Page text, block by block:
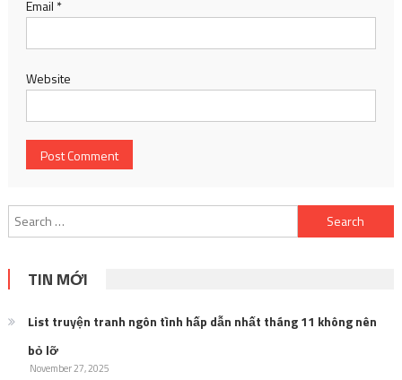
Email *
Website
Search
for:
TIN MỚI
List truyện tranh ngôn tình hấp dẫn nhất tháng 11 không nên
bỏ lỡ
November 27, 2025